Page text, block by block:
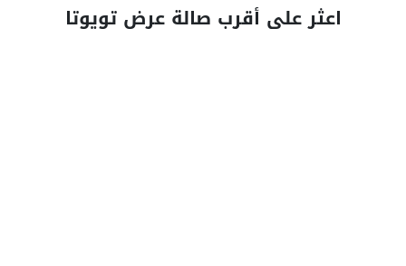
اعثر على أقرب صالة عرض تويوتا